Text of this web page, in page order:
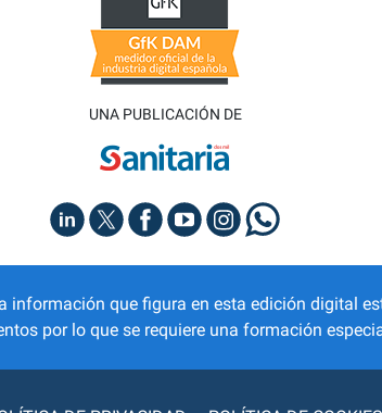
UNA PUBLICACIÓN DE
información que figura en esta edición digital
por lo que se requiere una formación